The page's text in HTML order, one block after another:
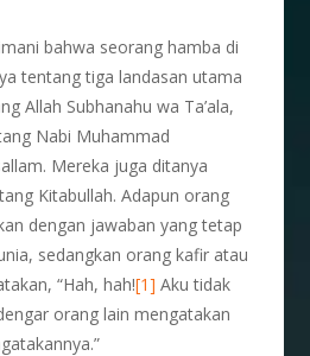
bahwa seorang hamba di
tentang tiga landasan utama
Allah Subhanahu wa Ta’ala,
Nabi Muhammad
Mereka juga ditanya
Kitabullah. Adapun orang
dengan jawaban yang tetap
sedangkan orang kafir atau
“Hah, hah![1] Aku tidak
orang lain mengatakan